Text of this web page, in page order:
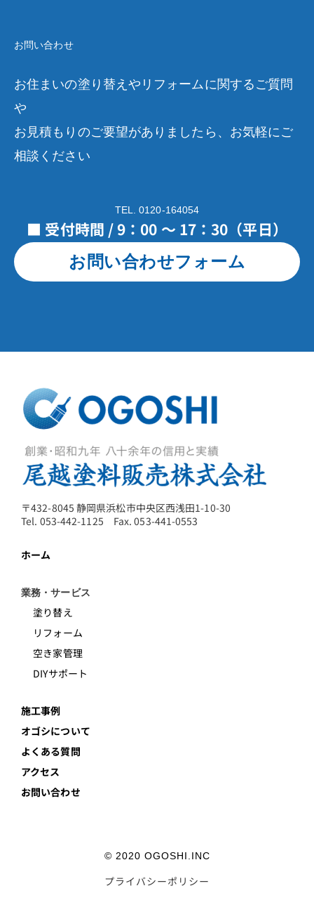
お問い合わせ
お住まいの塗り替えやリフォームに関するご質問
や
お見積もりのご要望がありましたら、お気軽にご
相談ください
TEL. 0120-164054
■ 受付時間 / 9：00 ～ 17：30（平日）
お問い合わせフォーム
〒432-8045 静岡県浜松市中央区西浅田1-10-30
Tel. 053-442-1125 Fax. 053-441-0553
ホーム
業務・サービス
塗り替え
リフォーム
空き家管理
DIYサポート
施工事例
オゴシについて
よくある質問
アクセス
お問い合わせ
© 2020 OGOSHI.INC
プライバシーポリシー